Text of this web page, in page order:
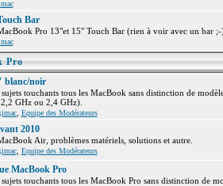
Bar
Pro 13"et 15" Touch Bar (rien à voir avec un bar
Pro
blanc/noir
touchants tous les MacBook sans distinction de
GHz ou 2,4 GHz).
, Equipe des Modérateurs
2010
Air, problèmes matériels, solutions et autre.
, Equipe des Modérateurs
MacBook Pro
touchants tous les MacBook Pro sans distinction de